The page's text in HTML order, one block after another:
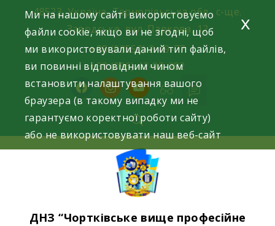
content
48523, Україна, Тернопільська обл., с-ще.
Заводське, вул. Паркова, 12
+38 (03552) 2-49-77
+38 (096) 42-93-282
facebookinstagramyoutube
ДНЗ “Чортківське вище професійне
Ми на нашому сайті використовуємо
файли cookie, якщо ви не згодні, щоб
ми використовували даний тип файлів,
ви повинні відповідним чином
встановити налаштування вашого
браузера (в такому випадку ми не
гарантуємо коректної роботи сайту)
або не використовувати наш веб-сайт
x